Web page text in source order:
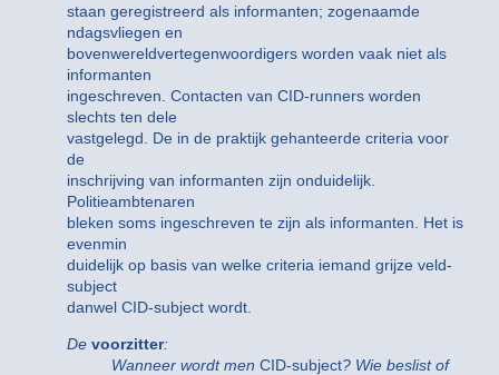
staan geregistreerd als informanten; zogenaamde
ndagsvliegen en
bovenwereldvertegenwoordigers worden vaak niet als
informanten
ingeschreven. Contacten van CID-runners worden
slechts ten dele
vastgelegd. De in de praktijk gehanteerde criteria voor
de
inschrijving van informanten zijn onduidelijk.
Politieambtenaren
bleken soms ingeschreven te zijn als informanten. Het is
evenmin
duidelijk op basis van welke criteria iemand grijze veld-
subject
danwel CID-subject wordt.
De voorzitter:
Wanneer wordt men CID-subject? Wie beslist of